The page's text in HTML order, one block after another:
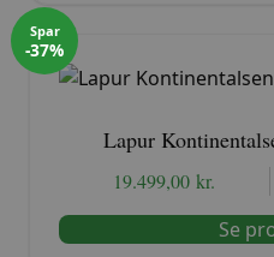
Spar
-37%
Lapur
19.499,00 kr.
Se